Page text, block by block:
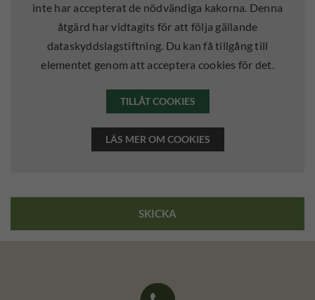
inte har accepterat de nödvändiga kakorna. Denna
åtgärd har vidtagits för att följa gällande
dataskyddslagstiftning. Du kan få tillgång till
elementet genom att acceptera cookies för det.
TILLÅT COOKIES
LÄS MER OM COOKIES